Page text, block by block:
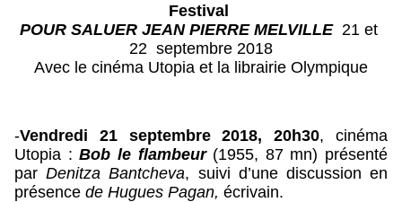
Festival
POUR SALUER JEAN PIERRE MELVILLE 21 et
22  septembre 2018
Avec le cinéma Utopia et la librairie Olympique
-Vendredi 21 septembre 2018, 20h30, cinéma
Utopia : Bob le flambeur (1955, 87 mn) présenté
par Denitza Bantcheva, suivi d’une discussion en
présence de Hugues Pagan, écrivain.